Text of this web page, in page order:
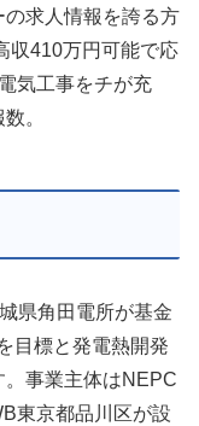
求人情報を誇る方
収410万円可能で応
気工事をチが充
。
県角田電所が基金
目標と発電熱開発
事業主体はNEPC
東京都品川区が設